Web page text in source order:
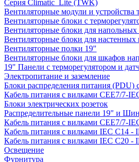
Серия Climatic_Lite (TWK)
Вентиляторные модули и устройства
Вентиляторные блоки с
Вентиляторные блоки для
Вентиляторные блоки для
Вентиляторные полки 19"
Вентиляторные блоки для шкафов
19" Панели с терморегулятором и
Электропитание и заземление
Блоки распределения питания (PDU)
Кабель питания с вилками CEE7/7-
Блоки электрических розеток
Распределительные панели 19" и
Кабель питания с вилками CEE7/7-
Кабель питания с вилками IEC C14 -
Кабель питания с вилками IEC C20 -
Освещение
Фурнитура